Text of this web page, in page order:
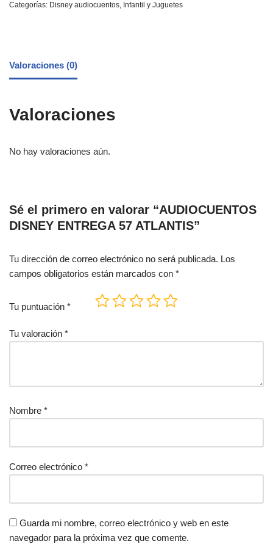
Categorías: Disney audiocuentos, Infantil y Juguetes
Valoraciones (0)
Valoraciones
No hay valoraciones aún.
Sé el primero en valorar “AUDIOCUENTOS
DISNEY ENTREGA 57 ATLANTIS”
Tu dirección de correo electrónico no será publicada. Los
campos obligatorios están marcados con *
Tu puntuación *
Tu valoración *
Nombre *
Correo electrónico *
Guarda mi nombre, correo electrónico y web en este
navegador para la próxima vez que comente.